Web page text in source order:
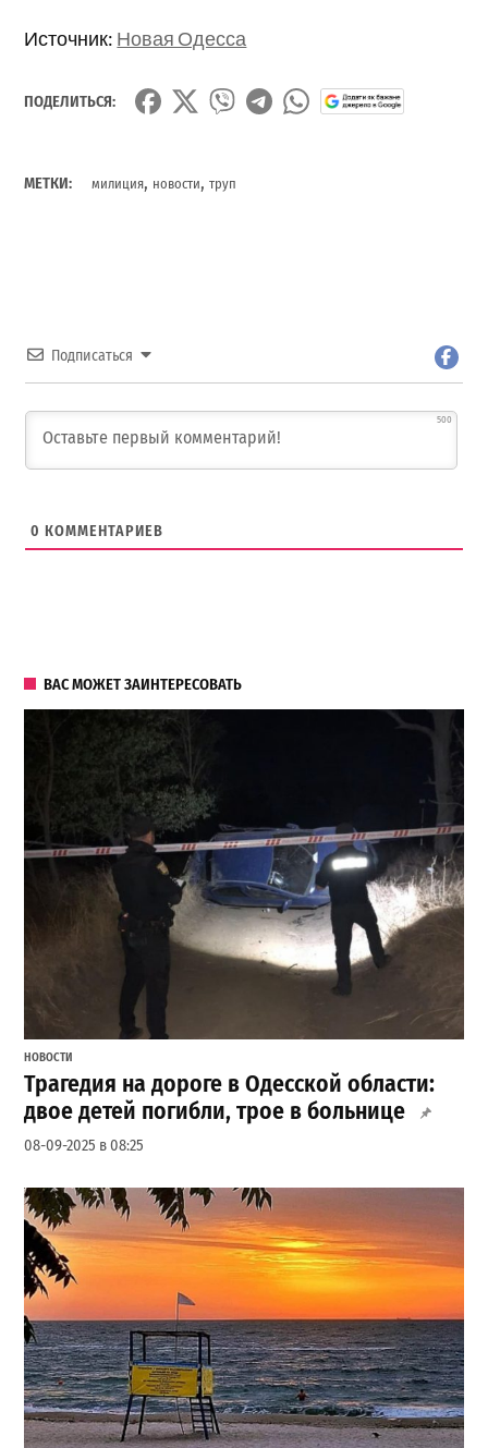
Источник: Новая Одесса
ПОДЕЛИТЬСЯ:
МЕТКИ: милиция, новости,труп
Подписаться
500
0 КОММЕНТАРИЕВ
ВАС МОЖЕТ ЗАИНТЕРЕСОВАТЬ
НОВОСТИ
Трагедия на дороге в Одесской области:
двое детей погибли, трое в больнице
08-09-2025 в 08:25